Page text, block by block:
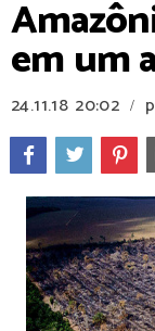
em um
24.11.18 20:02 /